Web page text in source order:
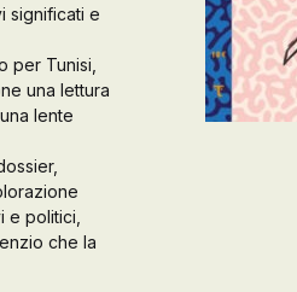
significati e
per Tunisi,
una lettura
lente
e politici,
che la